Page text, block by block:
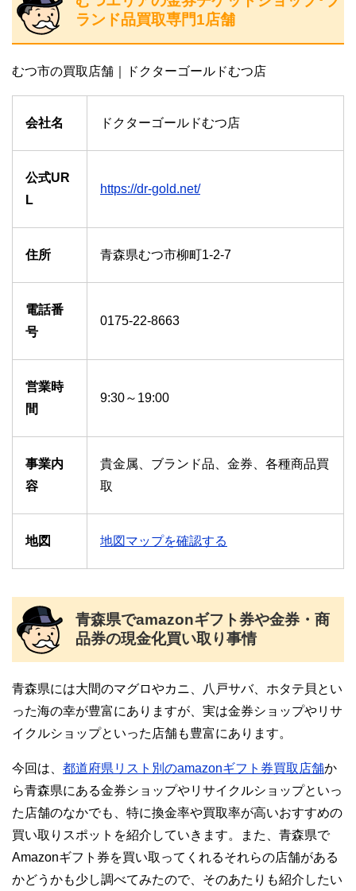
ランド品買取専門1店舗
むつ市の買取店舗｜ドクターゴールドむつ店
会社名 ドクターゴールドむつ店
公式UR
L
https://dr-gold.net/
住所 青森県むつ市柳町1-2-7
電話番
号
0175-22-8663
営業時
間
9:30～19:00
事業内
容
貴金属、ブランド品、金券、各種商品買
取
地図 地図マップを確認する
青森県でamazonギフト券や金券・商
品券の現金化買い取り事情
青森県には大間のマグロやカニ、八戸サバ、ホタテ貝とい
った海の幸が豊富にありますが、実は金券ショップやリサ
イクルショップといった店舗も豊富にあります。
今回は、 都道府県リスト別のamazonギフト券買取店舗か
ら青森県にある金券ショップやリサイクルショップといっ
た店舗のなかでも、特に換金率や買取率が高いおすすめの
買い取りスポットを紹介していきます。また、青森県で
Amazonギフト券を買い取ってくれるそれらの店舗がある
かどうかも少し調べてみたので、そのあたりも紹介したい